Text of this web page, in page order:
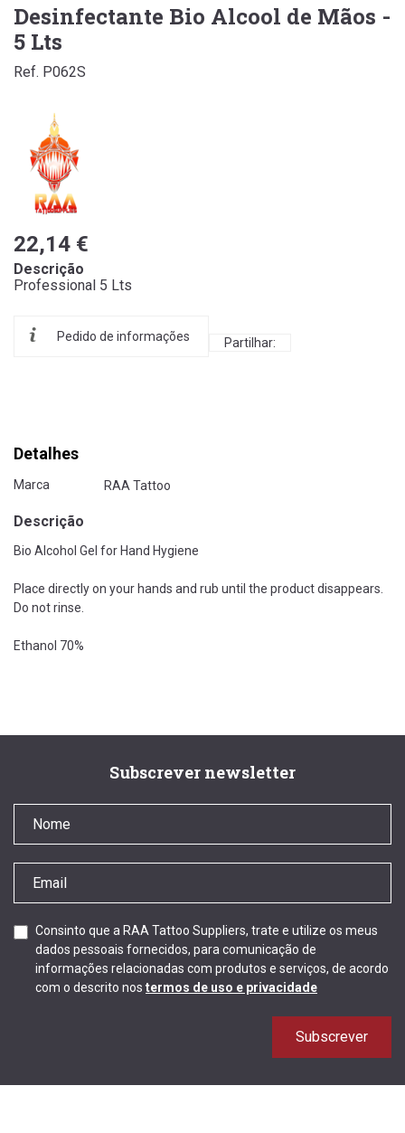
Desinfectante Bio Alcool de Mãos -
5 Lts
Ref. P062S
22,14 €
Descrição
Professional 5 Lts
Pedido de informações Partilhar:
Detalhes
Marca RAA Tattoo
Descrição
Bio Alcohol Gel for Hand Hygiene
Place directly on your hands and rub until the product disappears.
Do not rinse.
Ethanol 70%
Subscrever newsletter
Consinto que a RAA Tattoo Suppliers, trate e utilize os meus
dados pessoais fornecidos, para comunicação de
informações relacionadas com produtos e serviços, de acordo
com o descrito nos termos de uso e privacidade
Subscrever